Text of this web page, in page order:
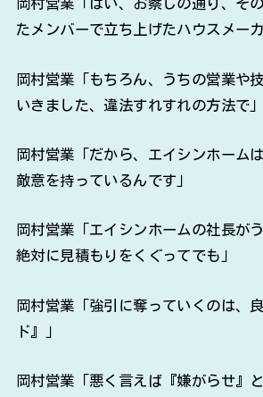
岡村営業「はい、お察しの通り、そ
たメンバーで立ち上げたハウスメーカ
岡村営業「もちろん、うちの営業や
いきました、違法すれすれの方法で」
岡村営業「だから、エイシンホーム
敵意を持っているんです」
岡村営業「エイシンホームの社長が
絶対に見積もりをくぐってでも」
岡村営業「強引に奪っていくのは、
ド』」
岡村営業「悪く言えば『嫌がらせ』